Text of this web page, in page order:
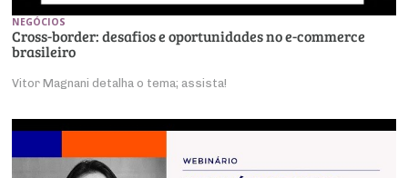
NEGÓCIOS
Cross-border: desafios e oportunidades no e-commerce
brasileiro
Vitor Magnani detalha o tema; assista!